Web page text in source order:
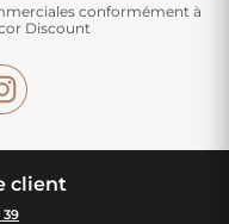
conformément à
Discount
client
39